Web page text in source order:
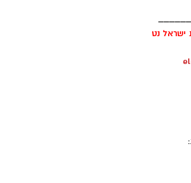
ישראל נט